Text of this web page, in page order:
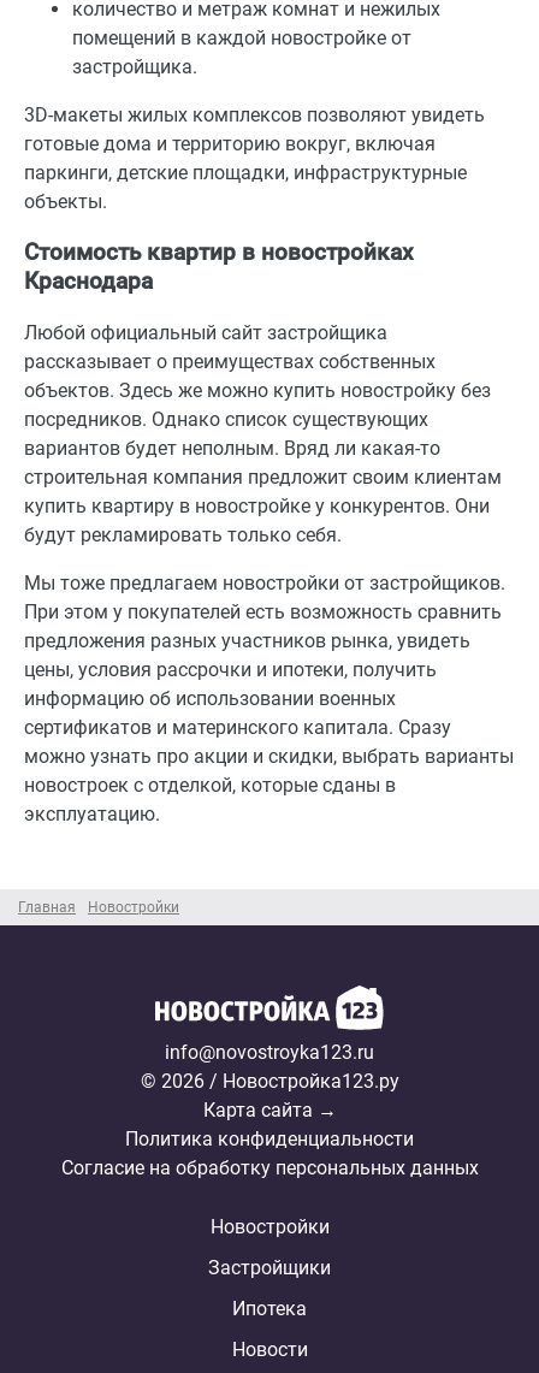
Главная Новостройки
количество и метраж комнат и нежилых
помещений в каждой новостройке от
застройщика.
3D-макеты жилых комплексов позволяют увидеть
готовые дома и территорию вокруг, включая
паркинги, детские площадки, инфраструктурные
объекты.
Стоимость квартир в новостройках
Краснодара
Любой официальный сайт застройщика
рассказывает о преимуществах собственных
объектов. Здесь же можно купить новостройку без
посредников. Однако список существующих
вариантов будет неполным. Вряд ли какая-то
строительная компания предложит своим клиентам
купить квартиру в новостройке у конкурентов. Они
будут рекламировать только себя.
Мы тоже предлагаем новостройки от застройщиков.
При этом у покупателей есть возможность сравнить
предложения разных участников рынка, увидеть
цены, условия рассрочки и ипотеки, получить
информацию об использовании военных
сертификатов и материнского капитала. Сразу
можно узнать про акции и скидки, выбрать варианты
новостроек с отделкой, которые сданы в
эксплуатацию.
info@novostroyka123.ru
© 2026 / Новостройка123.ру
Карта сайта →
Политика конфиденциальности
Согласие на обработку персональных данных
Новостройки
Застройщики
Ипотека
Новости